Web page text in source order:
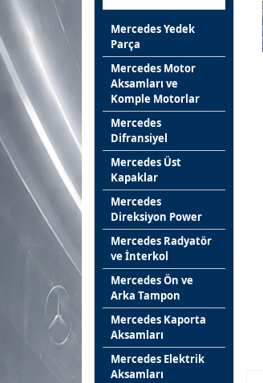
Mercedes Yedek
Parça
Mercedes Motor
Aksamları ve
Komple Motorlar
Mercedes
Difransiyel
Mercedes Üst
Kapaklar
Mercedes
Direksiyon Power
Mercedes Radyatör
ve İnterkol
Mercedes Ön ve
Arka Tampon
Mercedes Kaporta
Aksamları
Mercedes Elektrik
Aksamları